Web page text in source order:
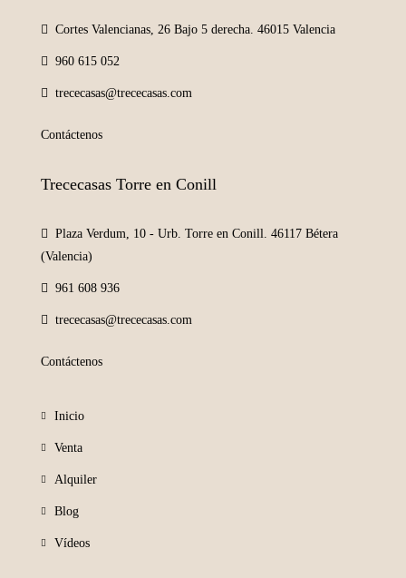
Cortes Valencianas, 26 Bajo 5 derecha. 46015 Valencia
960 615 052
trececasas@trececasas.com
Contáctenos
Trececasas Torre en Conill
Plaza Verdum, 10 - Urb. Torre en Conill. 46117 Bétera
(Valencia)
961 608 936
trececasas@trececasas.com
Contáctenos
Inicio
Venta
Alquiler
Blog
Vídeos